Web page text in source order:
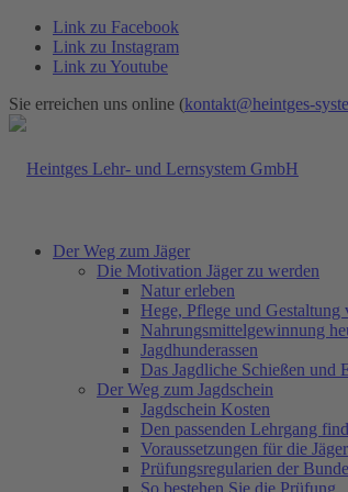
Link zu Facebook
Link zu Instagram
Link zu Youtube
Sie erreichen uns online (kontakt@heintges-
Der Weg zum Jäger
Die Motivation Jäger zu werden
Natur erleben
Hege, Pflege und Gestaltung
Nahrungsmittelgewinnung
Jagdhunderassen
Das Jagdliche Schießen und
Der Weg zum Jagdschein
Jagdschein Kosten
Den passenden Lehrgang
Voraussetzungen für die
Prüfungsregularien der
So bestehen Sie die Prüfung